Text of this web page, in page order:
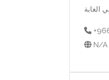
N/A